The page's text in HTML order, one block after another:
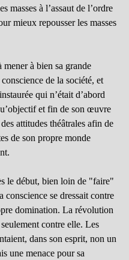
masses à l’assaut de l’ordre
mieux repousser les masses
à bien sa grande
de la société, et
qui n’était d’abord
et fin de son œuvre
attitudes théâtrales afin de
de son propre monde
le début, bien loin de "faire"
conscience se dressait contre
domination. La révolution
contre elle. Les
dans son esprit, non un
une menace pour sa